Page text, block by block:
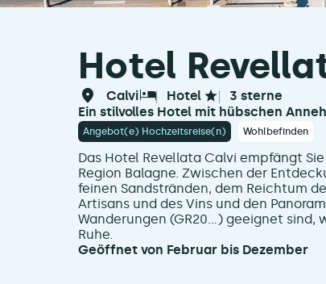
Hotel
calvi hotel
3 sterne
Ein stilvolles Hotel mit hübschen
Angebot(e) Hochzeitsreise(n) Wohlbefinden
Das Hotel Revellata Calvi empfängt
Region Balagne. Zwischen der
feinen Sandstränden, dem Reichtum
Artisans und des Vins und den
Wanderungen (GR20...) geeignet sind,
Ruhe.
Geöffnet von Februar bis Dezember